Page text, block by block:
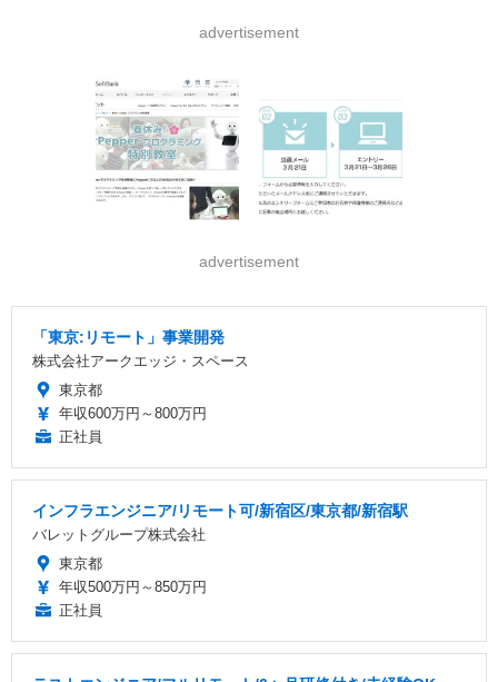
advertisement
advertisement
「東京:リモート」事業開発
株式会社アークエッジ・スペース
東京都
年収600万円～800万円
正社員
インフラエンジニア/リモート可/新宿区/東京都/新宿駅
バレットグループ株式会社
東京都
年収500万円～850万円
正社員